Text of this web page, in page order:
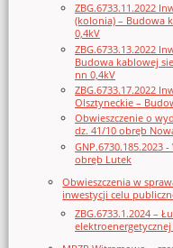
ZBG.6733.11.2022
(kolonia) – Budowa
0,4kV
ZBG.6733.13.2022
Budowa kablowej
nn 0,4kV
ZBG.6733.17.2022
Olsztyneckie –
Obwieszczenie o
dz. 41/10 obręb
GNP.6730.185.2023
obręb Lutek
Obwieszczenia w
inwestycji celu
ZBG.6733.1.2024 –